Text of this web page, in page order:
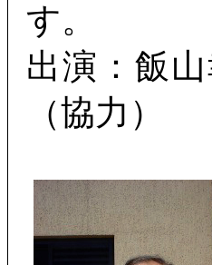
す。
出演：飯
（協力）